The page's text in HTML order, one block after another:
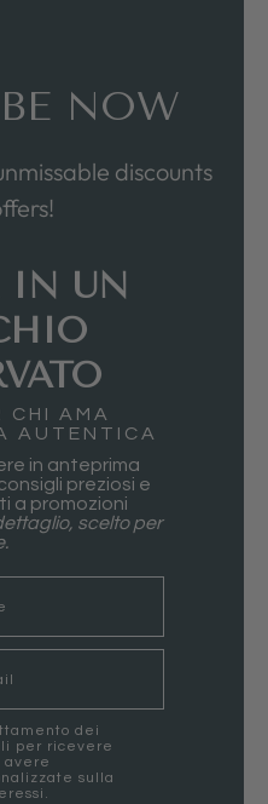
NOW
discounts
IN UN
CHI AMA
AUTENTICA
in anteprima
preziosi e
a promozioni
scelto per
dei
per ricevere
avere
sulla